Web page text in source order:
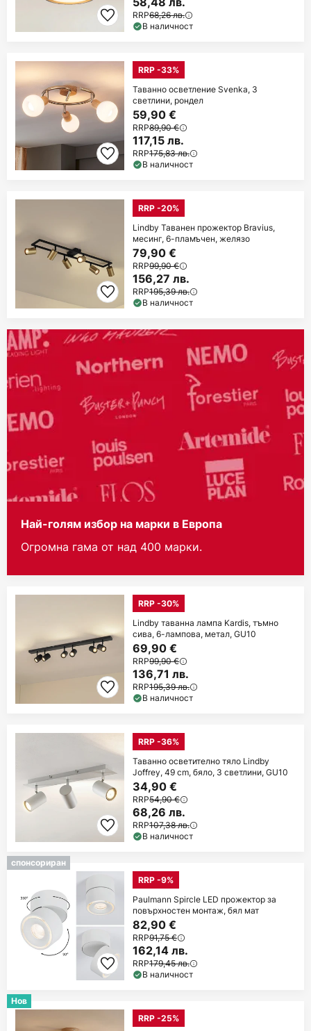
RRP68,26 лв.
В наличност
RRP -33%
Таванно осветление Svenka, 3
светлини, рондел
59,90 €
RRP89,90 €
117,15 лв.
RRP175,83 лв.
В наличност
RRP -20%
Lindby Таванен прожектор Bravius,
месинг, 6-пламъчен, желязо
79,90 €
RRP99,90 €
156,27 лв.
RRP195,39 лв.
В наличност
Най-голям избор на марки в Европа
Огромна гама от над 400 марки.
RRP -30%
Lindby таванна лампа Kardis, тъмно
сива, 6-лампова, метал, GU10
69,90 €
RRP99,90 €
136,71 лв.
RRP195,39 лв.
В наличност
RRP -36%
Таванно осветително тяло Lindby
Joffrey, 49 cm, бяло, 3 светлини, GU10
34,90 €
RRP54,90 €
68,26 лв.
RRP107,38 лв.
В наличност
спонсориран
RRP -9%
Paulmann Spircle LED прожектор за
повърхностен монтаж, бял мат
82,90 €
RRP91,75 €
162,14 лв.
RRP179,45 лв.
В наличност
Нов
RRP -25%